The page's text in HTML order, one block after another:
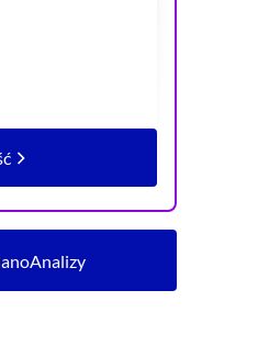
Rekordowo niska luka